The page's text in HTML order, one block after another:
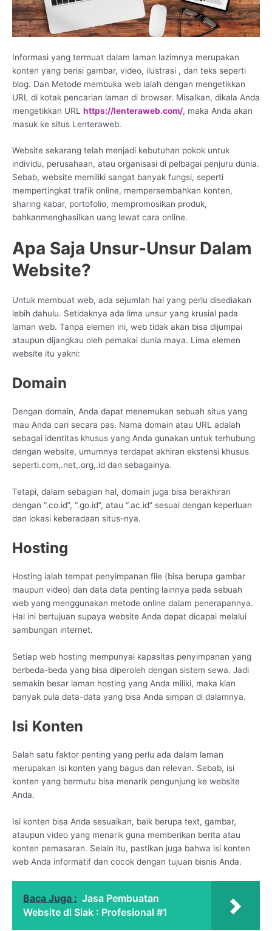
Informasi yang termuat dalam laman lazimnya merupakan
konten yang berisi gambar, video, ilustrasi , dan teks seperti
blog. Dan Metode membuka web ialah dengan mengetikkan
URL di kotak pencarian laman di browser. Misalkan, dikala Anda
mengetikkan URL https://lenteraweb.com/, maka Anda akan
masuk ke situs Lenteraweb.
Website sekarang telah menjadi kebutuhan pokok untuk
individu, perusahaan, atau organisasi di pelbagai penjuru dunia.
Sebab, website memiliki sangat banyak fungsi, seperti
mempertingkat trafik online, mempersembahkan konten,
sharing kabar, portofolio, mempromosikan produk,
bahkanmenghasilkan uang lewat cara online.
Apa Saja Unsur-Unsur Dalam
Website?
Untuk membuat web, ada sejumlah hal yang perlu disediakan
lebih dahulu. Setidaknya ada lima unsur yang krusial pada
laman web. Tanpa elemen ini, web tidak akan bisa dijumpai
ataupun dijangkau oleh pemakai dunia maya. Lima elemen
website itu yakni:
Domain
Dengan domain, Anda dapat menemukan sebuah situs yang
mau Anda cari secara pas. Nama domain atau URL adalah
sebagai identitas khusus yang Anda gunakan untuk terhubung
dengan website, umumnya terdapat akhiran ekstensi khusus
seperti.com,.net,.org,.id dan sebagainya.
Tetapi, dalam sebagian hal, domain juga bisa berakhiran
dengan “.co.id”, “.go.id”, atau “.ac.id” sesuai dengan keperluan
dan lokasi keberadaan situs-nya.
Hosting
Hosting ialah tempat penyimpanan file (bisa berupa gambar
maupun video) dan data data penting lainnya pada sebuah
web yang menggunakan metode online dalam penerapannya.
Hal ini bertujuan supaya website Anda dapat dicapai melalui
sambungan internet.
Setiap web hosting mempunyai kapasitas penyimpanan yang
berbeda-beda yang bisa diperoleh dengan sistem sewa. Jadi
semakin besar laman hosting yang Anda miliki, maka kian
banyak pula data-data yang bisa Anda simpan di dalamnya.
Isi Konten
Salah satu faktor penting yang perlu ada dalam laman
merupakan isi konten yang bagus dan relevan. Sebab, isi
konten yang bermutu bisa menarik pengunjung ke website
Anda.
Isi konten bisa Anda sesuaikan, baik berupa text, gambar,
ataupun video yang menarik guna memberikan berita atau
konten pemasaran. Selain itu, pastikan juga bahwa isi konten
web Anda informatif dan cocok dengan tujuan bisnis Anda.
Baca Juga : Jasa Pembuatan
Website di Siak : Profesional #1